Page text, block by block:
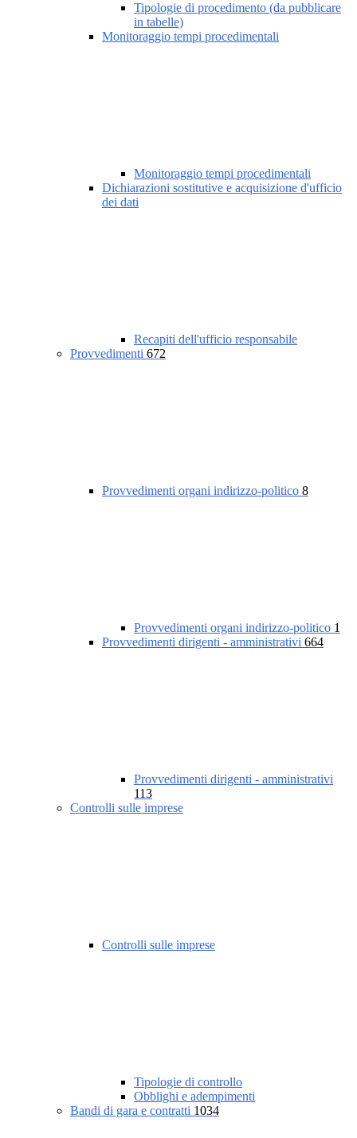
Tipologie di procedimento (da pubblicare
in tabelle)
Monitoraggio tempi procedimentali
Monitoraggio tempi procedimentali
Dichiarazioni sostitutive e acquisizione d'ufficio
dei dati
Recapiti dell'ufficio responsabile
Provvedimenti 672
Provvedimenti organi indirizzo-politico 8
Provvedimenti organi indirizzo-politico 1
Provvedimenti dirigenti - amministrativi 664
Provvedimenti dirigenti - amministrativi
113
Controlli sulle imprese
Controlli sulle imprese
Tipologie di controllo
Obblighi e adempimenti
Bandi di gara e contratti 1034